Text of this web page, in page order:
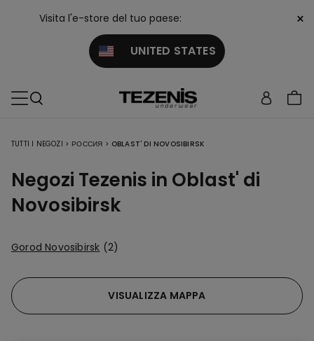
Visita l'e-store del tuo paese:
UNITED STATES
×
TUTTI I NEGOZI > РОССИЯ > OBLAST' DI NOVOSIBIRSK
Negozi Tezenis in Oblast' di
Novosibirsk
Gorod Novosibirsk (2)
VISUALIZZA MAPPA